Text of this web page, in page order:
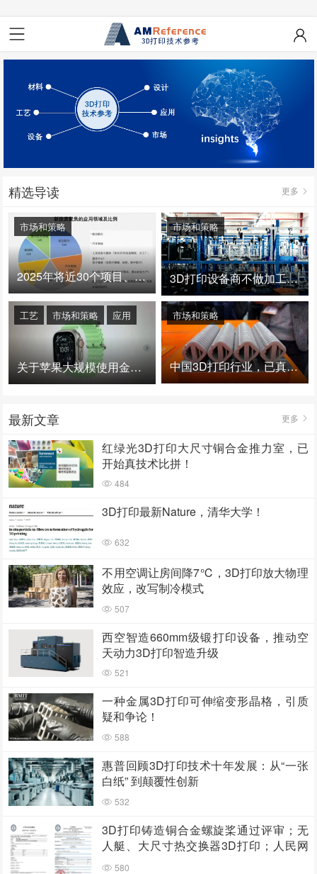
精选导读 更多
2025年将近30个项目、150亿投资：3D打印真的迎来爆发拐点了吗
市场和策略
3D打印设备商不做加工服务，就成了旁观者！
市场和策略
关于苹果大规模使用金属3D打印的思考
工艺 市场和策略 应用
中国3D打印行业，已真正进入爆发时代！
市场和策略
最新文章 更多
红绿光3D打印大尺寸铜合金推力室，已
开始真技术比拼！
484
3D打印最新Nature，清华大学！
632
不用空调让房间降7℃，3D打印放大物理
效应，改写制冷模式
507
西空智造660mm级锻打印设备，推动空
天动力3D打印智造升级
521
一种金属3D打印可伸缩变形晶格，引质
疑和争论！
588
惠普回顾3D打印技术十年发展：从“一张
白纸” 到颠覆性创新
532
3D打印铸造铜合金螺旋桨通过评审；无
人艇、大尺寸热交换器3D打印；人民网
报道两家3D打印企业
580